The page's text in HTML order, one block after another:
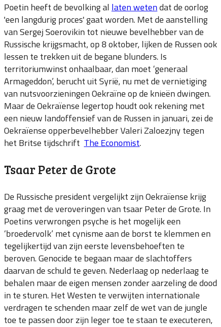
Poetin heeft de bevolking al laten wetendat de oorlog
'een langdurig proces' gaat worden. Met de aanstelling
van Sergej Soerovikin tot nieuwe bevelhebber van de
Russische krijgsmacht, op 8 oktober, lijken de Russen ook
lessen te trekken uit de begane blunders. Is
territoriumwinst onhaalbaar, dan moet ‘generaal
Armageddon’, berucht uit Syrië, nu met de vernietiging
van nutsvoorzieningen Oekraïne op de knieën dwingen.
Maar de Oekraïense legertop houdt ook rekening met
een nieuw landoffensief van de Russen in januari, zei de
Oekraïense opperbevelhebber Valeri Zaloezjny tegen
het Britse tijdschrift The Economist.
Tsaar Peter de Grote
De Russische president vergelijkt zijn Oekraïense krijg
graag met de veroveringen van tsaar Peter de Grote. In
Poetins verwrongen psyche is het mogelijk een
‘broedervolk’ met cynisme aan de borst te klemmen en
tegelijkertijd van zijn eerste levensbehoeften te
beroven. Genocide te begaan maar de slachtoffers
daarvan de schuld te geven. Nederlaag op nederlaag te
behalen maar de eigen mensen zonder aarzeling de dood
in te sturen. Het Westen te verwijten internationale
verdragen te schenden maar zelf de wet van de jungle
toe te passen door zijn leger toe te staan te executeren,